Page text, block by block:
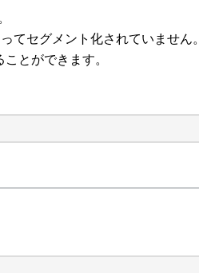
てセグメント化されていません。
とができます。